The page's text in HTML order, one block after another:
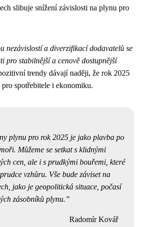
slibuje snížení závislosti na plynu pro
nezávislostí a diverzifikací dodavatelů se
pro stabilnější a cenově dostupnější
trendy dávají naději, že rok 2025
spotřebitele i ekonomiku.
plynu pro rok 2025 je jako plavba po
Můžeme se setkat s klidnými
cen, ale i s prudkými bouřemi, které
vzhůru. Vše bude záviset na
jako je geopolitická situace, počasí
zásobníků plynu.
Radomír Kovář